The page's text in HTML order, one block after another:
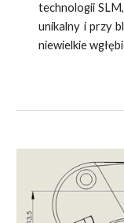
technologii
unikalny i przy
niewielkie